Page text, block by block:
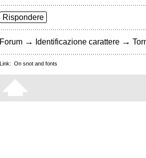
Rispondere
Forum → Identificazione carattere →
Link: On snot and fonts